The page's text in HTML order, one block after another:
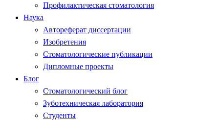
Профилактическая стоматология
Наука
Автореферат диссертации
Изобретения
Стоматологические публикации
Дипломные проекты
Блог
Стоматологический блог
Зуботехническая лаборатория
Студенты